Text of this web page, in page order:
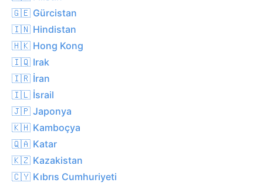
🇬🇪 Gürcistan
🇮🇳 Hindistan
🇭🇰 Hong Kong
🇮🇶 Irak
🇮🇷 İran
🇮🇱 İsrail
🇯🇵 Japonya
🇰🇭 Kamboçya
🇶🇦 Katar
🇰🇿 Kazakistan
🇨🇾 Kıbrıs Cumhuriyeti